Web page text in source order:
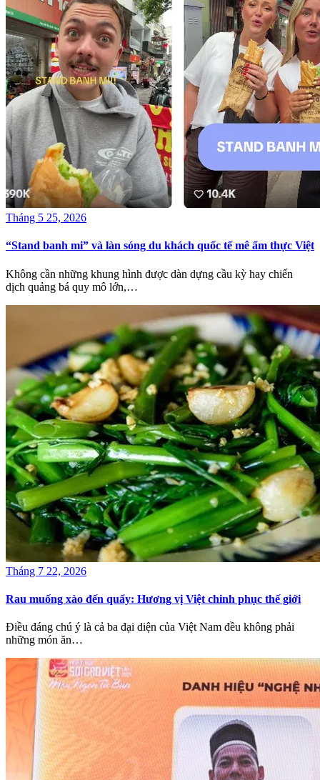
Tháng 5 25, 2026
“Stand banh mi” và làn sóng du khách quốc tế mê ẩm thực Việt
Không cần những khung hình được dàn dựng cầu kỳ hay chiến
dịch quảng bá quy mô lớn,…
Tháng 7 22, 2026
Rau muống xào đến quẩy: Hương vị Việt chinh phục thế giới
Điều đáng chú ý là cả ba đại diện của Việt Nam đều không phải
những món ăn…